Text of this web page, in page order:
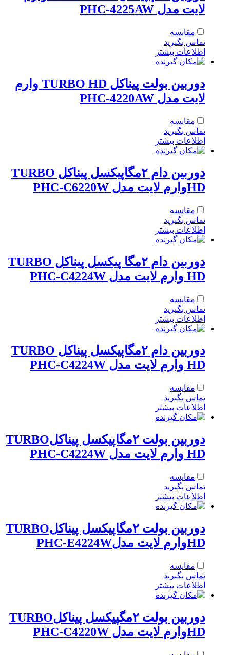
لایت مدل PHC-4225AW
مقایسه
تماس بگیرید
اطلاعات بیشتر
دوربین بولت پیناکل TURBO HD وارم
لایت مدل PHC-4220AW
مقایسه
تماس بگیرید
اطلاعات بیشتر
دوربین دام ۲مگاپیکسل پیناکل TURBO
HDوارم لایت مدل PHC-C6220W
مقایسه
تماس بگیرید
اطلاعات بیشتر
دوربین دام ۲مگا پیکسل پیناکل TURBO
HD وارم لایت مدل PHC-C4224W
مقایسه
تماس بگیرید
اطلاعات بیشتر
دوربین دام ۲مگاپیکسل پیناکل TURBO
HD وارم لایت مدل PHC-C4224W
مقایسه
تماس بگیرید
اطلاعات بیشتر
دوربین بولت ۲مگاپیکسل پیناکلTURBO
HD وارم لایت مدل PHC-C4224W
مقایسه
تماس بگیرید
اطلاعات بیشتر
دوربین بولت ۲مگاپیکسل پیناکلTURBO
HDوارم لایت مدلPHC-E4224W
مقایسه
تماس بگیرید
اطلاعات بیشتر
دوربین بولت ۲مگپیکسل پیناکلTURBO
HDوارم لایت مدل PHC-C4220W